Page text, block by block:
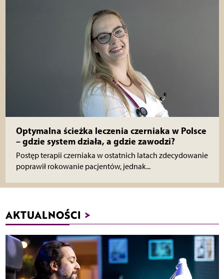
Optymalna ścieżka leczenia czerniaka w Polsce
– gdzie system działa, a gdzie zawodzi?
Postęp terapii czerniaka w ostatnich latach zdecydowanie
poprawił rokowanie pacjentów, jednak...
AKTUALNOŚCI >